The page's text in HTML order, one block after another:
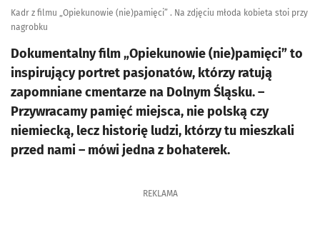
Kadr z filmu „Opiekunowie (nie)pamięci” . Na zdjęciu młoda kobieta stoi przy
nagrobku
Dokumentalny film „Opiekunowie (nie)pamięci” to
inspirujący portret pasjonatów, którzy ratują
zapomniane cmentarze na Dolnym Śląsku. –
Przywracamy pamięć miejsca, nie polską czy
niemiecką, lecz historię ludzi, którzy tu mieszkali
przed nami – mówi jedna z bohaterek.
REKLAMA